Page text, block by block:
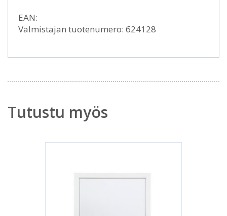
EAN:
Valmistajan tuotenumero: 624128
Tutustu myös